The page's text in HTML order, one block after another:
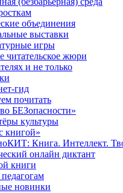
объединения
выставки
игры
читательское жюри
и не только
гид
почитать
БЕЗопасности»
культуры
книгой»
Книга. Интеллект.
онлайн диктант
книги
новинки